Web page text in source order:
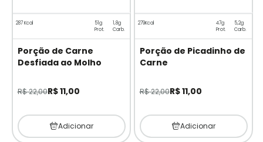
287 Kcal
51g
Prot.
1,8g
Carb.
Porção de Carne
Desfiada ao Molho
R$ 22,00R$ 11,00
Adicionar
279Kcal
47g
Prot.
5,2g
Carb.
Porção de Picadinho de
Carne
R$ 22,00R$ 11,00
Adicionar